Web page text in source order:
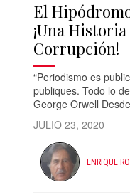
El
¡Una
Corrupción!
“Periodismo es
publiques. Todo lo
George Orwell
JULIO 23, 2020
ENRIQUE